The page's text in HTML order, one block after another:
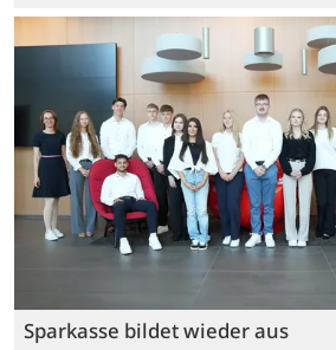
Sparkasse bildet wieder aus